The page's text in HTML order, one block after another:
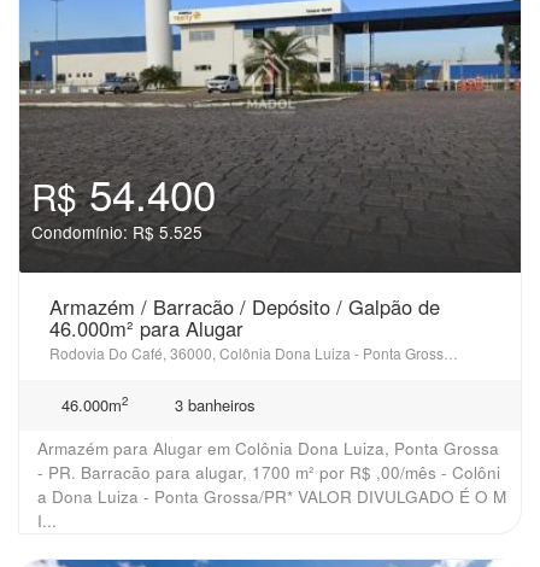
R$54.400
Condomínio: R$ 5.525
Armazém / Barracão / Depósito / Galpão de
46.000m² para Alugar
46.000m2
3 banheiros
Armazém para Alugar em Colônia Dona Luiza, Ponta Grossa
- PR. Barracão para alugar, 1700 m² por R$ ,00/mês - Colôni
a Dona Luiza - Ponta Grossa/PR* VALOR DIVULGADO É O M
I...